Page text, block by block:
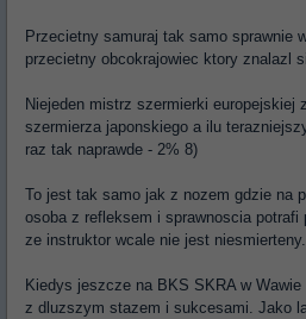
Przecietny samuraj tak samo sprawnie
przecietny obcokrajowiec ktory znalazl
Niejeden mistrz szermierki europejskiej
szermierza japonskiego a ilu
raz tak naprawde - 2% 8)
To jest tak samo jak z nozem gdzie na
osoba z refleksem i sprawnoscia
ze instruktor wcale nie jest niesmierteny.
Kiedys jeszcze na BKS SKRA w
z dluzszym stazem i sukcesami. Jako